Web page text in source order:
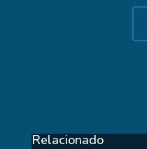
Relacionado